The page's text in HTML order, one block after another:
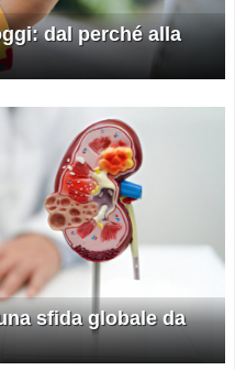
dal perché alla
sfida globale da